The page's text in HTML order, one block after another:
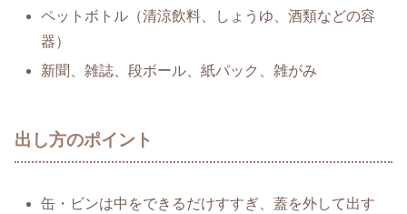
ペットボトル（清涼飲料、しょうゆ、酒類などの容
器）
新聞、雑誌、段ボール、紙パック、雑がみ
出し方のポイント
缶・ビンは中をできるだけすすぎ、蓋を外して出す